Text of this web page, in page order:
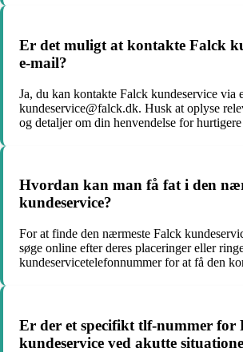
Er det muligt at kontakte Falck
e-mail?
Ja, du kan kontakte Falck kundeservice via
kundeservice@falck.dk. Husk at oplyse
og detaljer om din henvendelse for hurtigere
Hvordan kan man få fat i den
kundeservice?
For at finde den nærmeste Falck
søge online efter deres placeringer eller
kundeservicetelefonnummer for at få den
Er der et specifikt tlf-nummer for
kundeservice ved akutte